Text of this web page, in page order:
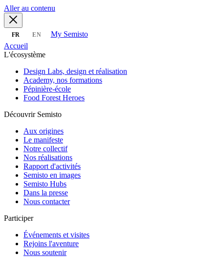
Aller au contenu
FR EN
My Semisto
Accueil
L'écosystème
Design Labs, design et réalisation
Academy, nos formations
Pépinière-école
Food Forest Heroes
Découvrir Semisto
Aux origines
Le manifeste
Notre collectif
Nos réalisations
Rapport d'activités
Semisto en images
Semisto Hubs
Dans la presse
Nous contacter
Participer
Événements et visites
Rejoins l'aventure
Nous soutenir